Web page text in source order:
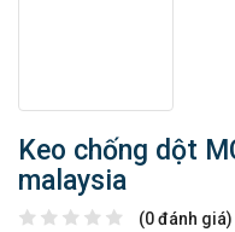
Keo chống dột
malaysia
(0 đánh giá)